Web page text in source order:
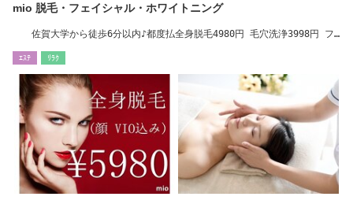
mio 脱毛・フェイシャル・ホワイトニング
佐賀大学から徒歩6分以内♪都度払全身脱毛4980円 毛穴洗浄3998円 フ
ｴｽﾃ ﾘﾗｸ